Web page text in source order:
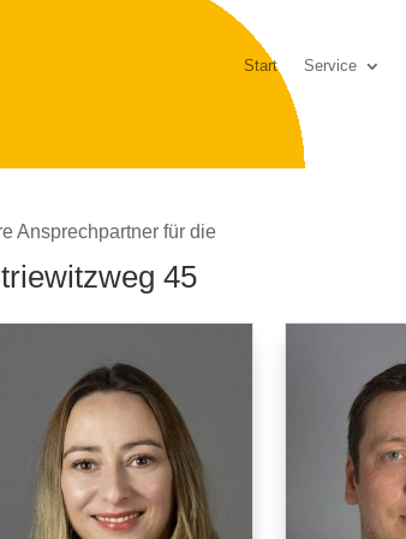
Start Service
Ansprechpartner für die
45